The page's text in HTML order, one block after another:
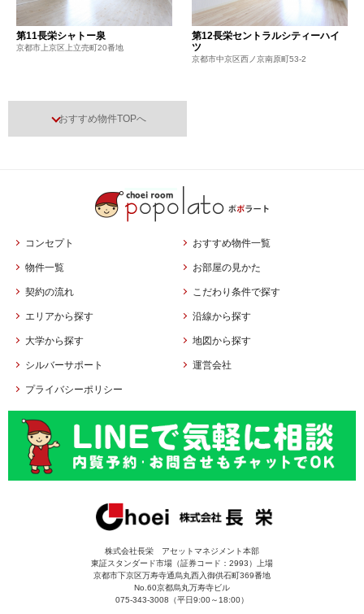
第11長栄シャトー泉
京都市上京区上立売町20番地
第12長栄セントラルシティーハイ
ツ
京都市中京区西ノ京南原町53-2
おすすめ物件TOPへ
コンセプト おすすめ物件一覧
物件一覧 お部屋の見かた
契約の流れ こだわり条件で探す
エリアから探す 沿線から探す
大学から探す 地図から探す
シルバーサポート 運営会社
プライバシーポリシー
株式会社長栄 アセットマネジメント本部
東証スタンダード市場（証券コード：2993）上場
京都市下京区万寿寺通烏丸西入御供石町369番地
No.60京都烏丸万寿寺ビル
075-343-3008（平日9:00～18:00）